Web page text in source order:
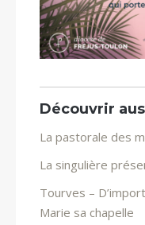
Découvrir
La pastorale des
La singulière
Tourves –
Marie sa chapelle